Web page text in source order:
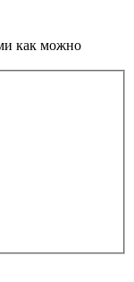
как можно